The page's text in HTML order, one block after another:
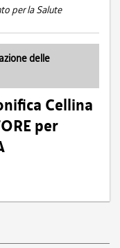
per la Salute
delle
Cellina
per